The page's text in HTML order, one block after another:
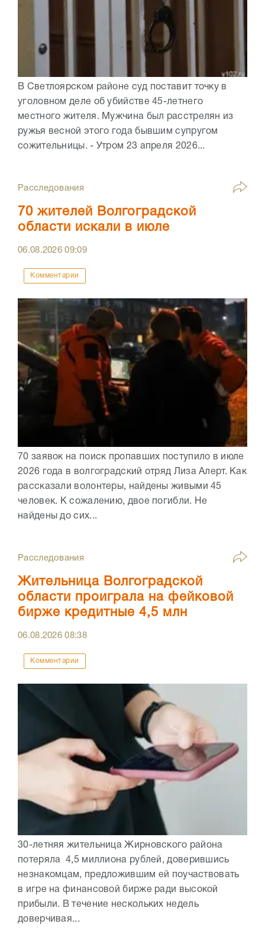
В Светлоярском районе суд поставит точку в
уголовном деле об убийстве 45-летнего
местного жителя. Мужчина был расстрелян из
ружья весной этого года бывшим супругом
сожительницы. - Утром 23 апреля 2026...
Расследования
70 жителей Волгоградской
области искали в июле
06.08.202609:09
Комментарии
70 заявок на поиск пропавших поступило в июле
2026 года в волгоградский отряд Лиза Алерт. Как
рассказали волонтеры, найдены живыми 45
человек. К сожалению, двое погибли. Не
найдены до сих...
Расследования
Жительница Волгоградской
области проиграла на фейковой
бирже кредитные 4,5 млн
06.08.202608:38
Комментарии
30-летняя жительница Жирновского района
потеряла 4,5 миллиона рублей, доверившись
незнакомцам, предложившим ей поучаствовать
в игре на финансовой бирже ради высокой
прибыли. В течение нескольких недель
доверчивая...